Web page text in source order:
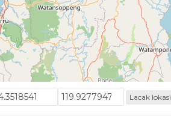
Lacak lokasi